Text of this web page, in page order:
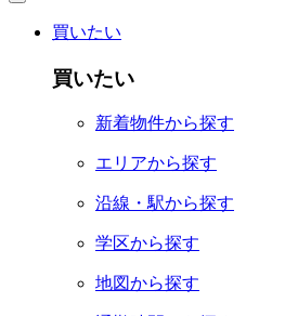
買いたい
買いたい
新着物件から探す
エリアから探す
沿線・駅から探す
学区から探す
地図から探す